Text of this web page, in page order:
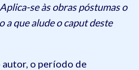
se às obras póstumas o
a que alude o caput deste
o período de